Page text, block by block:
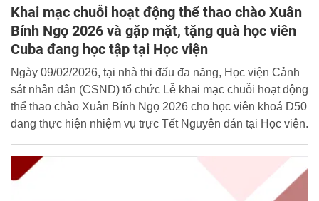
Khai mạc chuỗi hoạt động thể thao chào Xuân
Bính Ngọ 2026 và gặp mặt, tặng quà học viên
Cuba đang học tập tại Học viện
Ngày 09/02/2026, tại nhà thi đấu đa năng, Học viện Cảnh
sát nhân dân (CSND) tổ chức Lễ khai mạc chuỗi hoạt động
thể thao chào Xuân Bính Ngọ 2026 cho học viên khoá D50
đang thực hiện nhiệm vụ trực Tết Nguyên đán tại Học viện.